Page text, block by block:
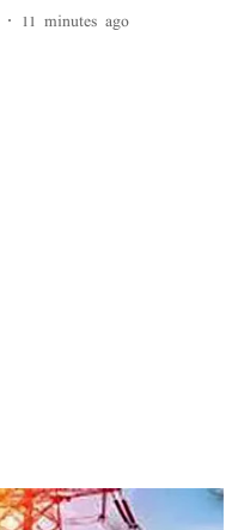
11 minutes ago